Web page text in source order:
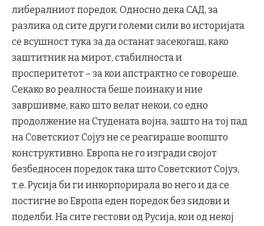
либералниот поредок. Односно дека САД, за
разлика од сите други големи сили во историјата
се всушност тука за да останат засекогаш, како
заштитник на мирот, стабилноста и
просперитетот – за кои апстрактно се говореше.
Секако во реалноста беше поинаку и ние
завршивме, како што велат некои, со едно
продолжение на Студената војна, зашто на тој пад
на Советскиот Сојуз не се реагираше воопшто
конструктивно. Европа не го изгради својот
безбедносен поредок така што Советскиот Сојуз,
т.е. Русија би ги инкорпорирала во него и да се
постигне во Европа еден поредок без ѕидови и
поделби. На сите гестови од Русија, кои од некој